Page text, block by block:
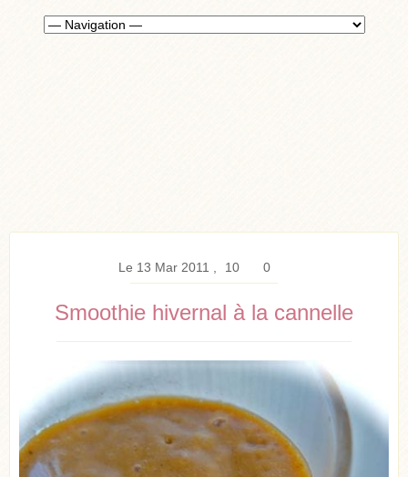
Le 13 Mar 2011 10 0
Smoothie hivernal à la cannelle